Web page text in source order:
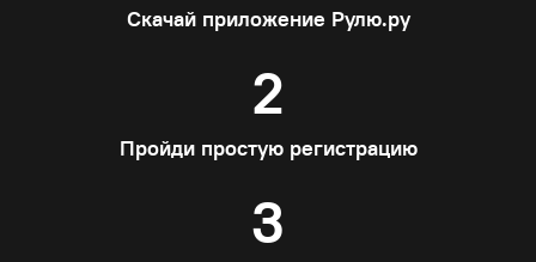
Скачай приложение Рулю.ру
2
Пройди простую регистрацию
3